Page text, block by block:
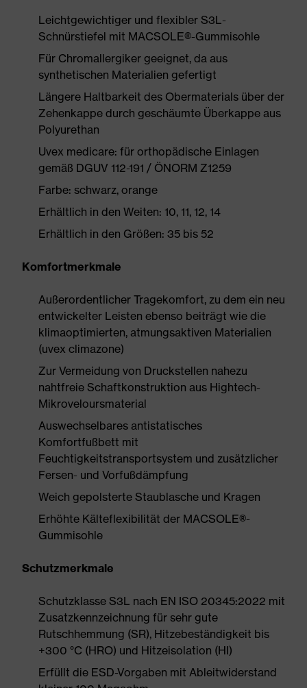
Leichtgewichtiger und flexibler S3L-
Schnürstiefel mit MACSOLE®-Gummisohle
Für Chromallergiker geeignet, da aus
synthetischen Materialien gefertigt
Längere Haltbarkeit des Obermaterials über der
Zehenkappe durch geschäumte Überkappe aus
Polyurethan
Uvex medicare: für orthopädische Einlagen
gemäß DGUV 112-191 / ÖNORM Z1259
Farbe: schwarz, orange
Erhältlich in den Weiten: 10, 11, 12, 14
Erhältlich in den Größen: 35 bis 52
Komfortmerkmale
Außerordentlicher Tragekomfort, zu dem ein neu
entwickelter Leisten ebenso beiträgt wie die
klimaoptimierten, atmungsaktiven Materialien
(uvex climazone)
Zur Vermeidung von Druckstellen nahezu
nahtfreie Schaftkonstruktion aus Hightech-
Mikroveloursmaterial
Auswechselbares antistatisches
Komfortfußbett mit
Feuchtigkeitstransportsystem und zusätzlicher
Fersen- und Vorfußdämpfung
Weich gepolsterte Staublasche und Kragen
Erhöhte Kälteflexibilität der MACSOLE®-
Gummisohle
Schutzmerkmale
Schutzklasse S3L nach EN ISO 20345:2022 mit
Zusatzkennzeichnung für sehr gute
Rutschhemmung (SR), Hitzebeständigkeit bis
+300 °C (HRO) und Hitzeisolation (HI)
Erfüllt die ESD-Vorgaben mit Ableitwiderstand